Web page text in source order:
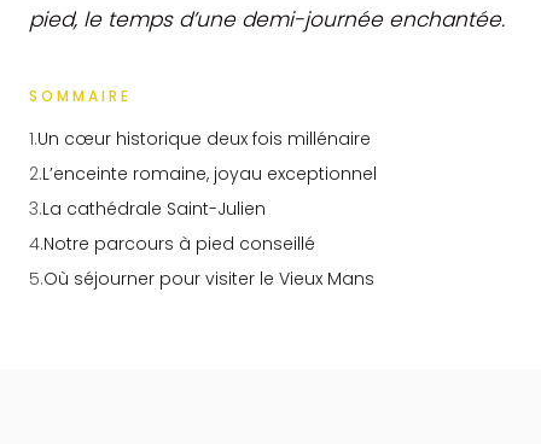
pied, le temps d’une demi-journée enchantée.
SOMMAIRE
1.Un cœur historique deux fois millénaire
2.L’enceinte romaine, joyau exceptionnel
3.La cathédrale Saint-Julien
4.Notre parcours à pied conseillé
5.Où séjourner pour visiter le Vieux Mans